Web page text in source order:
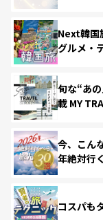
Next韓国
グルメ・
旬な“あ
載 MY
今、こん
年絶対行
コスパも